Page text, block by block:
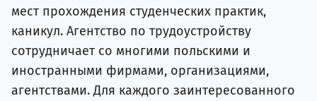
мест прохождения студенческих практик,
каникул. Агентство по трудоустройству
сотрудничает со многими польскими и
иностранными фирмами, организациями,
агентствами. Для каждого заинтересованного